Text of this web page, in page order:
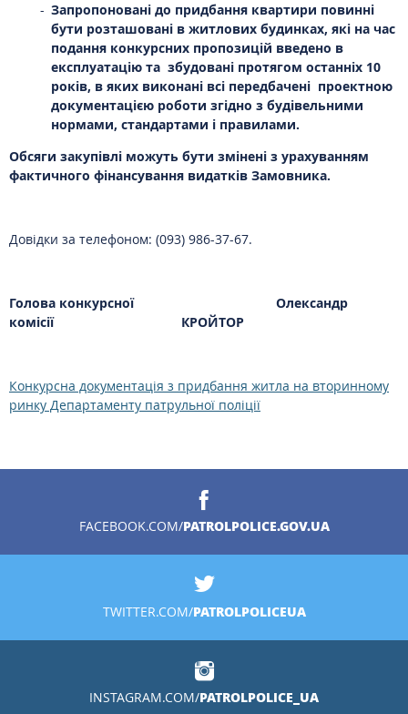
Запропоновані до придбання квартири повинні
бути розташовані в житлових будинках, які на час
подання конкурсних пропозицій введено в
експлуатацію та збудовані протягом останніх 10
років, в яких виконані всі передбачені проектною
документацією роботи згідно з будівельними
нормами, стандартами і правилами.
Обсяги закупівлі можуть бути змінені з урахуванням
фактичного фінансування видатків Замовника.
Довідки за телефоном: (093) 986-37-67.
Голова конкурсної
комісії
Олександр
КРОЙТОР
Конкурсна документація з придбання житла на вторинному
ринку Департаменту патрульної поліції
FACEBOOK.COM/PATROLPOLICE.GOV.UA
TWITTER.COM/PATROLPOLICEUA
INSTAGRAM.COM/PATROLPOLICE_UA